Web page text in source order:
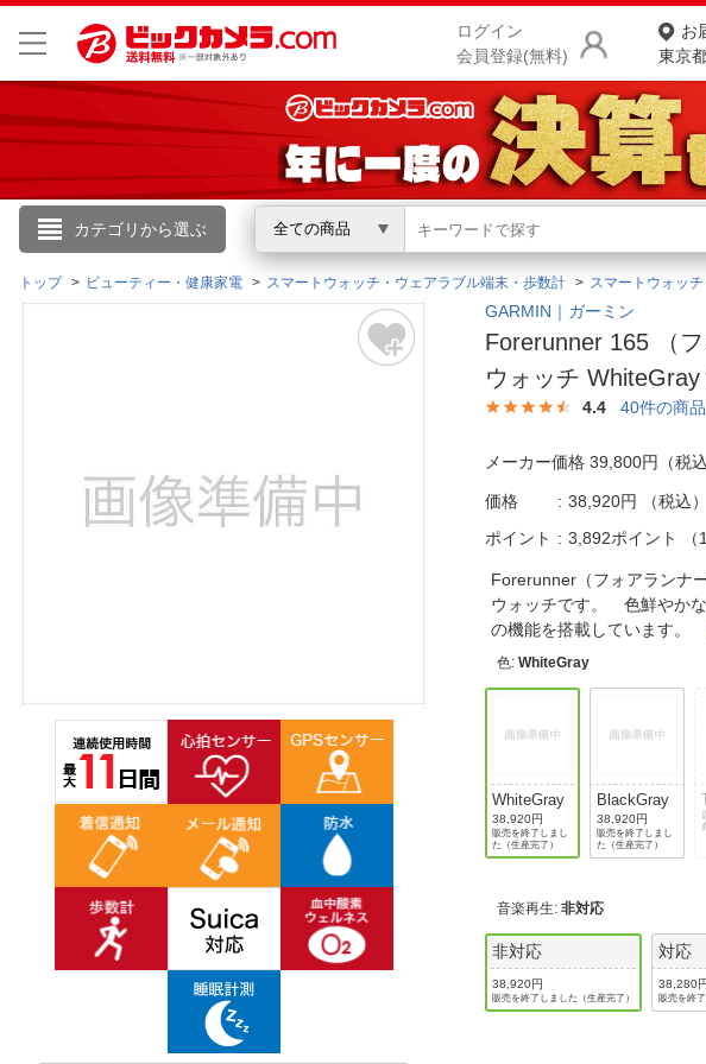
ログイン
会員登録(無料)
お
東京
カテゴリから選ぶ 全ての商品
こんにちは
ログイン
閲覧履歴
商品を
ランキン
カテゴリ一
ご利用ガイ
よくある
ご利用規約
トップ ビューティー・健康家電 スマートウォッチ・ウェアラブル端末・歩数計 スマートウォッ
GARMIN｜ガーミン
Forerunner 165 （
ウォッチ WhiteGray
4.4 40件の商
メーカー価格 39,800円（税
価格 38,920円
（税込）
ポイント
3,892ポイント （
Forerunner（フォアランナ
ウォッチです。 色鮮やか
の機能を搭載しています
色:WhiteGray
WhiteGray
38,920円
販売を終了しまし
た（生産完了）
BlackGray
38,920円
販売を終了しまし
た（生産完了）
音楽再生:非対応
非対応
38,920円
販売を終了しました（生産完了）
対応
38,280
販売を終